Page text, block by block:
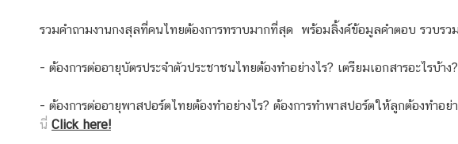
T
A
I
รวมคำถามงานกงสุลที่คนไทยต้องการทราบมากที่สุด พร้อมลิ้งค์ข้อมูลคำตอบ รวบร
- ต้องการต่ออายุบัตรประจำตัวประชาชนไทยต้องทำอย่างไร? เตรียมเอกสารอะไรบ้าง
- ต้องการต่ออายุพาสปอร์ตไทยต้องทำอย่างไร? ต้องการทำพาสปอร์ตให้ลูกต้องทำอย่
นี่ Click here!